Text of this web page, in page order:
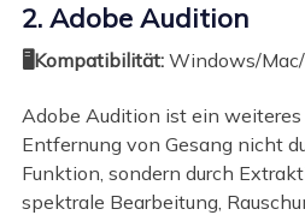
2. Adobe Audition
🖥️Kompatibilität:Windows/
Adobe Audition ist ein weiteres
Entfernung von Gesang nicht
Funktion, sondern durch
spektrale Bearbeitung,